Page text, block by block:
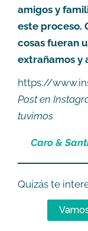
amigos y
este proceso.
cosas fueran
extrañamos y
https://
Post en
tuvimos
Caro &
Quizás te